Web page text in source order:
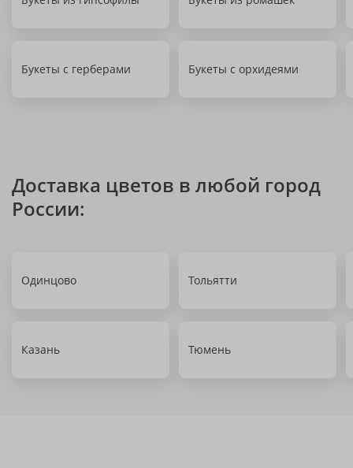
Букеты с герберами Букеты с орхидеями
Доставка цветов в любой город
России:
Одинцово Тольятти
Казань Тюмень